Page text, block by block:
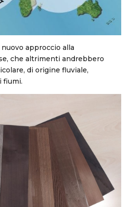
approccio alla
che altrimenti andrebbero
di origine fluviale,
fiumi.